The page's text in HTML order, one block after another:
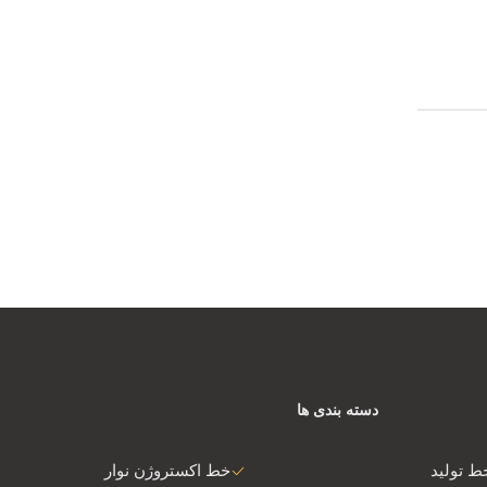
دسته بندی ها
خط اکستروژن نوار تولید